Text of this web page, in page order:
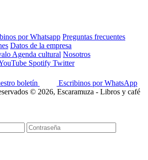
por Whatsapp Preguntas frecuentes
Datos de la empresa
Agenda cultural Nosotros
Spotify Twitter
boletín
Escribinos por WhatsApp
© 2026, Escaramuza - Libros y café